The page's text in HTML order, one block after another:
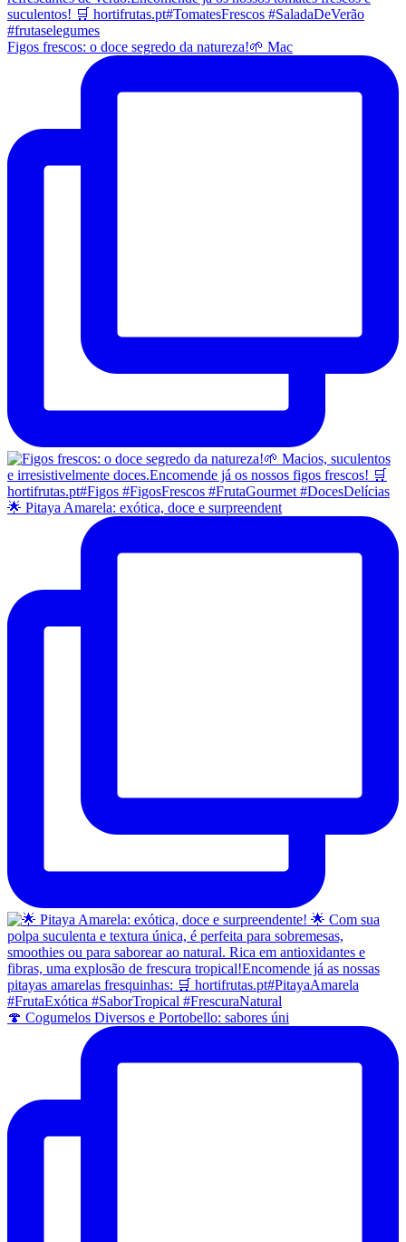
Figos frescos: o doce segredo da natureza!🌱 Mac
🌟 Pitaya Amarela: exótica, doce e surpreendent
🍄 Cogumelos Diversos e Portobello: sabores úni